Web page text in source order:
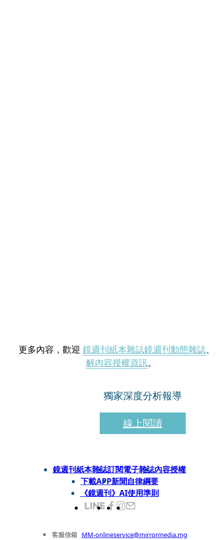
更多內容，歡迎 鏡週刊紙本雜誌鏡週刊動態雜誌、
解內容授權資訊。
獨家深度分析報導
線上閱讀
鏡週刊紙本雜誌訂閱電子雜誌內容授權
下載APP新聞自律綱要
《鏡週刊》AI使用準則
客服信箱 MM-onlineservice@mirrormedia.mg